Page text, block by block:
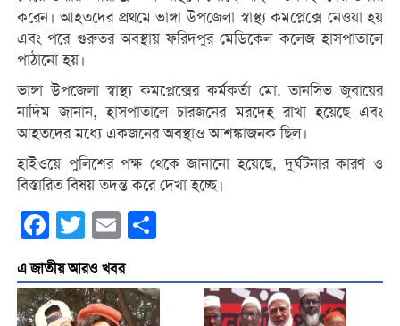
করেন। আহতদের প্রথমে ভাঙ্গা উপজেলা স্বাস্থ্য কমপ্লেক্সে নেওয়া হয়
এবং পরে গুরুতর অবস্থায় ফরিদপুর মেডিকেল কলেজ হাসপাতালে
পাঠানো হয়।
ভাঙ্গা উপজেলা স্বাস্থ্য কমপ্লেক্সের কর্মকর্তা মো. তানসিভ জুবায়ের
নাদিম জানান, হাসপাতালে চারজনের মরদেহ রাখা হয়েছে এবং
আহতদের মধ্যে একজনের অবস্থাও আশঙ্কাজনক ছিল।
হাইওয়ে পুলিশের পক্ষ থেকে জানানো হয়েছে, দুর্ঘটনার কারণ ও
বিস্তারিত বিষয় তদন্ত করে দেখা হচ্ছে।
Facebook
Twitter Email
এ জাতীয় আরও খবর